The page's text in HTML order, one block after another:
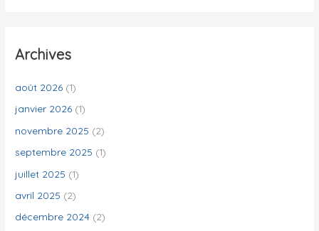
e
c
h
:
Archives
août 2026 (1)
janvier 2026 (1)
novembre 2025 (2)
septembre 2025 (1)
juillet 2025 (1)
avril 2025 (2)
décembre 2024 (2)